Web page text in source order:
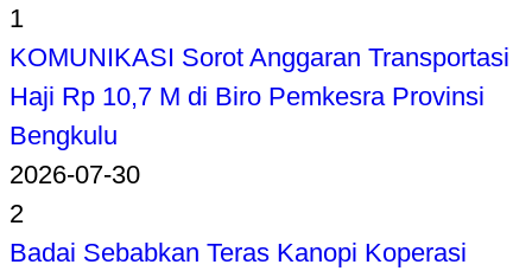
1
KOMUNIKASI Sorot Anggaran Transportasi
Haji Rp 10,7 M di Biro Pemkesra Provinsi
Bengkulu
2026-07-30
2
Badai Sebabkan Teras Kanopi Koperasi